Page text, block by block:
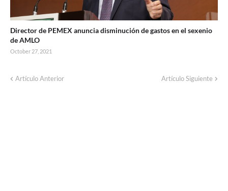
Director de PEMEX anuncia disminución de gastos en el sexenio
de AMLO
October 27, 2021
Artículo Anterior Artículo Siguiente